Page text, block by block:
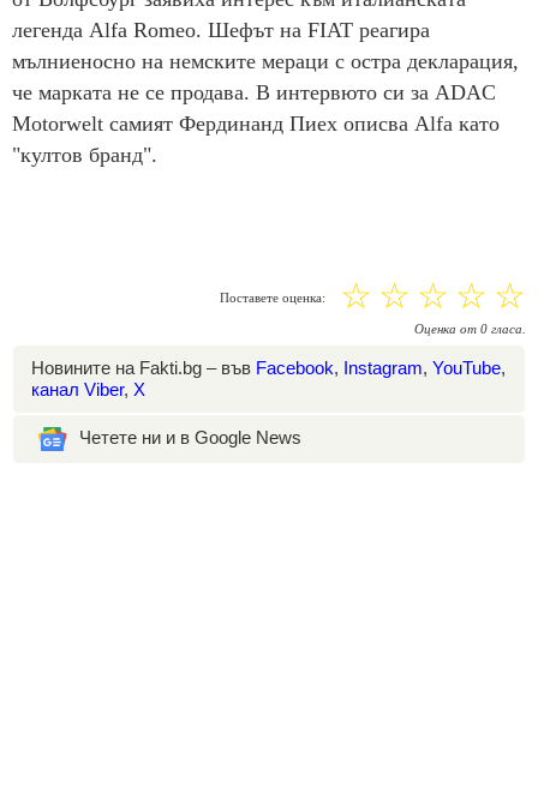
легенда Alfa Romeo. Шефът на FIAT реагира
мълниеносно на немските мераци с остра декларация,
че марката не се продава. В интервюто си за ADAC
Motorwelt самият Фердинанд Пиех описва Alfa като
"култов бранд".
Поставете оценка: ☆
☆
☆
☆
☆
Оценка от 0 гласа.
Новините на Fakti.bg – във Facebook, Instagram, YouTube,
канал Viber, X
Четете ни и в Google News